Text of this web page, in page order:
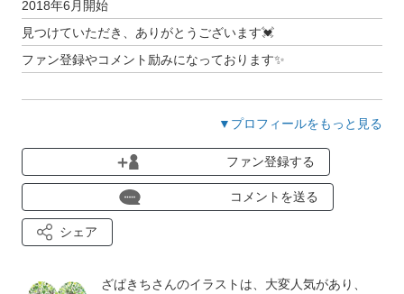
2018年6月開始
見つけていただき、ありがとうございます💓
ファン登録やコメント励みになっております✨
素材に不備がありましたらコメントにて教えていただけると嬉
▼プロフィールをもっと見る
ファン登録する
コメントを送る
シェア
ざぱきちさんのイラストは、大変人気があり、